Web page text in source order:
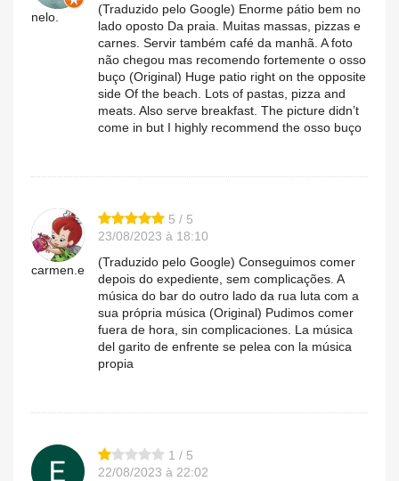
nelo.
(Traduzido pelo Google) Enorme pátio bem no
lado oposto Da praia. Muitas massas, pizzas e
carnes. Servir também café da manhã. A foto
não chegou mas recomendo fortemente o osso
buço (Original) Huge patio right on the opposite
side Of the beach. Lots of pastas, pizza and
meats. Also serve breakfast. The picture didn’t
come in but I highly recommend the osso buço
carmen.e
5 / 5
23/08/2023 à 18:10
(Traduzido pelo Google) Conseguimos comer
depois do expediente, sem complicações. A
música do bar do outro lado da rua luta com a
sua própria música (Original) Pudimos comer
fuera de hora, sin complicaciones. La música
del garito de enfrente se pelea con la música
propia
1 / 5
22/08/2023 à 22:02